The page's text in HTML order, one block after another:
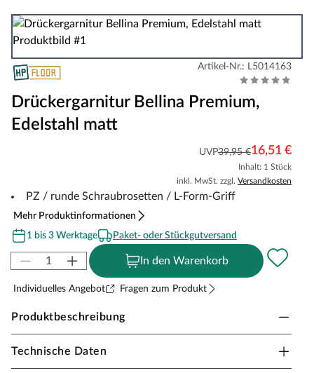
Artikel-Nr.: L5014163
Drückergarnitur Bellina Premium,
Edelstahl matt
UVP39,95 €16,51 €
Inhalt: 1 Stück
inkl. MwSt. zzgl. Versandkosten
PZ / runde Schraubrosetten / L-Form-Griff
Mehr Produktinformationen
1 bis 3 Werktage
Paket- oder Stückgutversand
In den Warenkorb
Individuelles Angebot Fragen zum Produkt
Produktbeschreibung
Drückergarnitur Bellina Premium, Edelstahl
Technische Daten